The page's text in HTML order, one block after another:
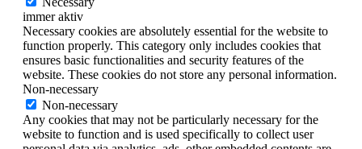
immer aktiv
Necessary cookies are absolutely essential for the website to
function properly. This category only includes cookies that
ensures basic functionalities and security features of the
website. These cookies do not store any personal information.
Non-necessary
Non-necessary
Any cookies that may not be particularly necessary for the
website to function and is used specifically to collect user